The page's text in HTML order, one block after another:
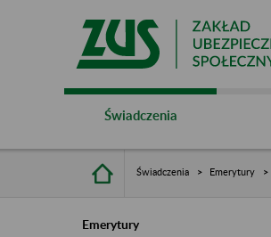
Świadczenia
Świadczenia Emerytury
Emerytury